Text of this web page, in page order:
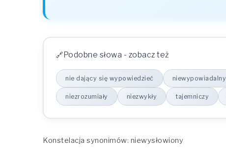
Podobne słowa - zobacz też
nie dający się wypowiedzieć niewypowiadalny
niezrozumiały niezwykły tajemniczy
Konstelacja synonimów: niewysłowiony